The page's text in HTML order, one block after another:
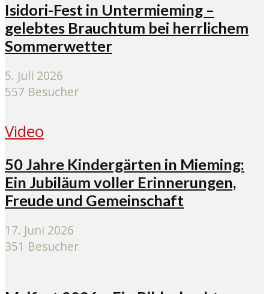
Isidori-Fest in Untermieming –
gelebtes Brauchtum bei herrlichem
Sommerwetter
5. Juli 2026
557 Besucher
Video
50 Jahre Kindergärten in Mieming:
Ein Jubiläum voller Erinnerungen,
Freude und Gemeinschaft
17. Juni 2026
351 Besucher